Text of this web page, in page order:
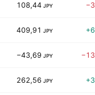
108,44 JPY
409,91 JPY
−43,69 JPY
262,56 JPY